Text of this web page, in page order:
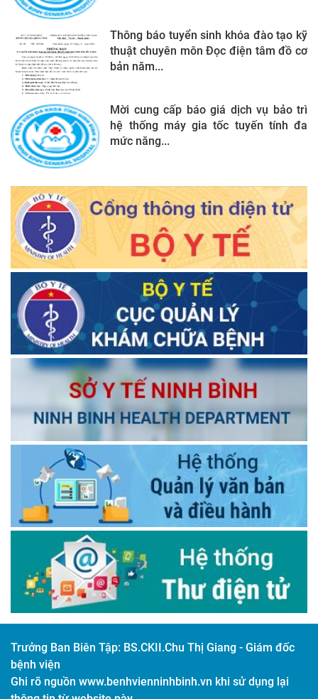
Thông báo tuyển sinh khóa đào tạo kỹ
thuật chuyên môn Đọc điện tâm đồ cơ
bản năm...
Mời cung cấp báo giá dịch vụ bảo trì
hệ thống máy gia tốc tuyến tính đa
mức năng...
Trưởng Ban Biên Tập: BS.CKII.Chu Thị Giang - Giám đốc
bệnh viện
Ghi rõ nguồn www.benhvienninhbinh.vn khi sử dụng lại